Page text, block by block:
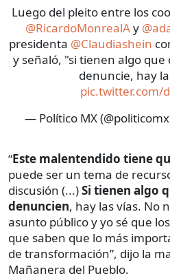
Luego del pleito entre los
@RicardoMonrealAy
presidenta @Claudiashein
y señaló, "si tienen algo que
denuncie, hay
pic.twitter.com/
— Político MX
“Este malentendido tiene
puede ser un tema de
discusión (...)Si tienen algo
denuncien, hay las vías. No
asunto público y yo sé que
que saben que lo más
de transformación”, dijo la
Mañanera del Pueblo.